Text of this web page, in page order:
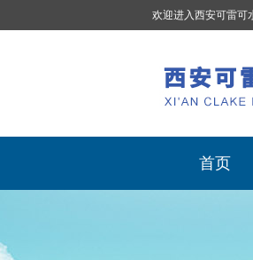
欢迎进入西安可雷可
首页